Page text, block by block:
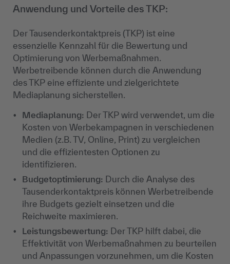
Anwendung und Vorteile des TKP:
Der Tausenderkontaktpreis (TKP) ist eine
essenzielle Kennzahl für die Bewertung und
Optimierung von Werbemaßnahmen.
Werbetreibende können durch die Anwendung
des TKP eine effiziente und zielgerichtete
Mediaplanung sicherstellen.
Mediaplanung: Der TKP wird verwendet, um die
Kosten von Werbekampagnen in verschiedenen
Medien (z.B. TV, Online, Print) zu vergleichen
und die effizientesten Optionen zu
identifizieren.
Budgetoptimierung: Durch die Analyse des
Tausenderkontaktpreis können Werbetreibende
ihre Budgets gezielt einsetzen und die
Reichweite maximieren.
Leistungsbewertung: Der TKP hilft dabei, die
Effektivität von Werbemaßnahmen zu beurteilen
und Anpassungen vorzunehmen, um die Kosten